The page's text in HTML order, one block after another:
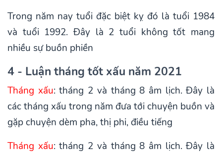
Trong năm nay tuổi đặc biệt kỵ đó là tuổi 1984
và tuổi 1992. Đây là 2 tuổi không tốt mang
nhiều sự buồn phiền
4 - Luận tháng tốt xấu năm 2021
Tháng xấu: tháng 2 và tháng 8 âm lịch. Đây là
các tháng xấu trong năm đưa tới chuyện buồn và
gặp chuyện dèm pha, thị phi, điều tiếng
Tháng xấu: tháng 2 và tháng 8 âm lịch. Đây là